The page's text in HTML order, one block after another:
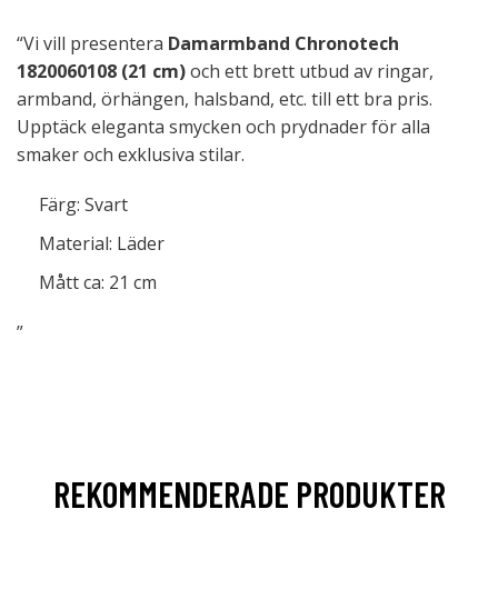
“Vi vill presentera Damarmband Chronotech
1820060108 (21 cm)och ett brett utbud av ringar,
armband, örhängen, halsband, etc. till ett bra pris.
Upptäck eleganta smycken och prydnader för alla
smaker och exklusiva stilar.
Färg: Svart
Material: Läder
Mått ca: 21 cm
”
REKOMMENDERADE PRODUKTER